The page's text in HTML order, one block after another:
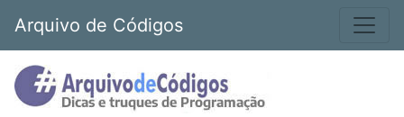
Arquivo de Códigos